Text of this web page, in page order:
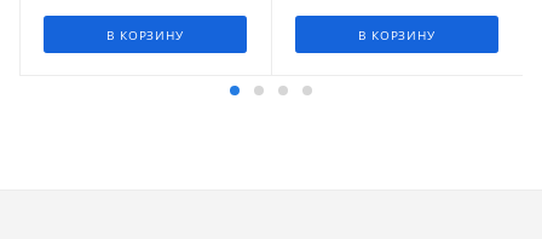
В КОРЗИНУ В КОРЗИНУ